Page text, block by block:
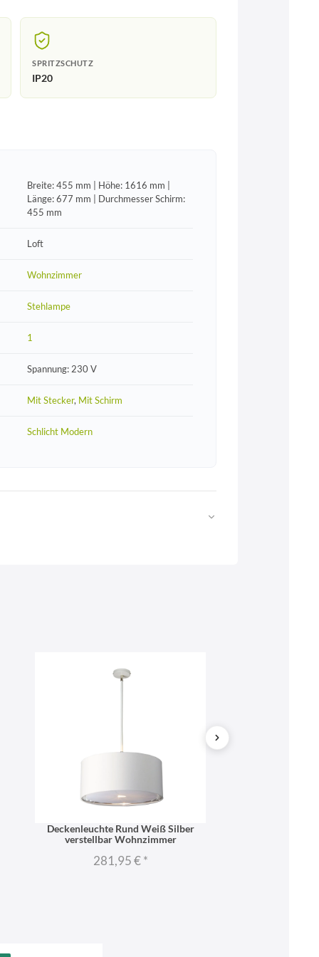
SPRITZSCHUTZ
IP20
Breite: 455 mm | Höhe: 1616 mm |
Länge: 677 mm | Durchmesser Schirm:
455 mm
Loft
Wohnzimmer
Stehlampe
1
Spannung: 230 V
Mit Stecker, Mit Schirm
Schlicht Modern
Deckenleuchte Rund Weiß Silber
verstellbar Wohnzimmer
281,95 €*